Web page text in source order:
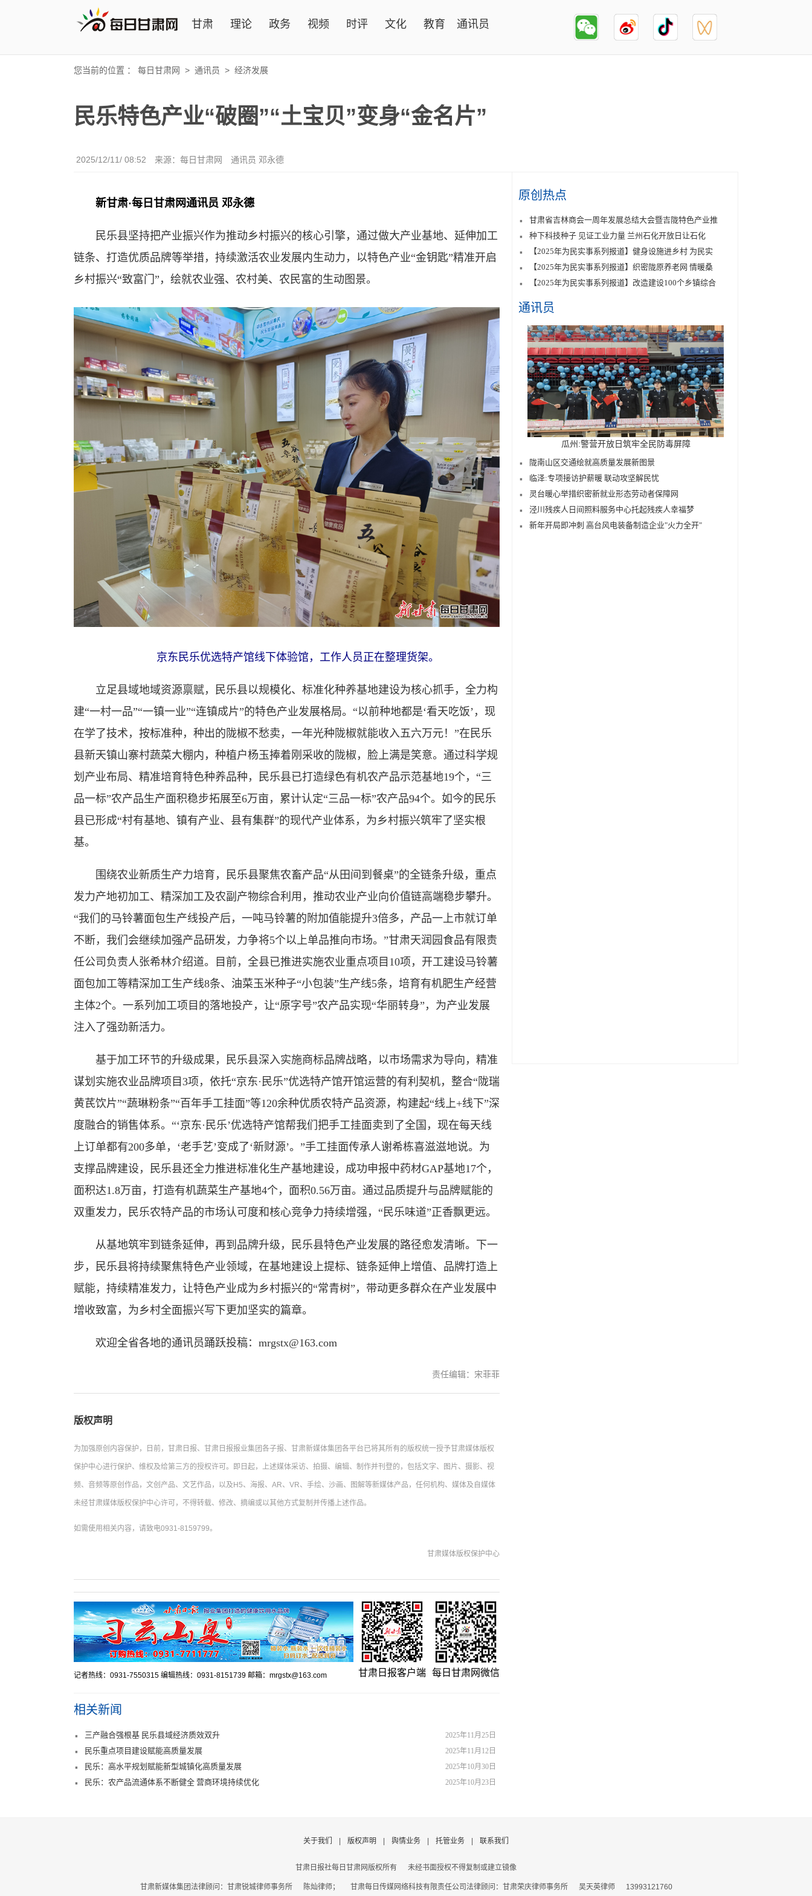
甘肃 理论 政务 视频 时评 文化 教育 通讯员
您当前的位置 ： 每日甘肃网 > 通讯员 > 经济发展
民乐特色产业“破圈”“土宝贝”变身“金名片”
2025/12/11/ 08:52 来源：每日甘肃网 通讯员 邓永德
新甘肃·每日甘肃网通讯员 邓永德
民乐县坚持把产业振兴作为推动乡村振兴的核心引擎，通过做大产业基地、延伸加工
链条、打造优质品牌等举措，持续激活农业发展内生动力，以特色产业“金钥匙”精准开启
乡村振兴“致富门”，绘就农业强、农村美、农民富的生动图景。
京东民乐优选特产馆线下体验馆，工作人员正在整理货架。
立足县域地域资源禀赋，民乐县以规模化、标准化种养基地建设为核心抓手，全力构
建“一村一品”“一镇一业”“连镇成片”的特色产业发展格局。“以前种地都是‘看天吃饭’，现
在学了技术，按标准种，种出的陇椒不愁卖，一年光种陇椒就能收入五六万元！”在民乐
县新天镇山寨村蔬菜大棚内，种植户杨玉捧着刚采收的陇椒，脸上满是笑意。通过科学规
划产业布局、精准培育特色种养品种，民乐县已打造绿色有机农产品示范基地19个，“三
品一标”农产品生产面积稳步拓展至6万亩，累计认定“三品一标”农产品94个。如今的民乐
县已形成“村有基地、镇有产业、县有集群”的现代产业体系，为乡村振兴筑牢了坚实根
基。
围绕农业新质生产力培育，民乐县聚焦农畜产品“从田间到餐桌”的全链条升级，重点
发力产地初加工、精深加工及农副产物综合利用，推动农业产业向价值链高端稳步攀升。
“我们的马铃薯面包生产线投产后，一吨马铃薯的附加值能提升3倍多，产品一上市就订单
不断，我们会继续加强产品研发，力争将5个以上单品推向市场。”甘肃天润园食品有限责
任公司负责人张希林介绍道。目前，全县已推进实施农业重点项目10项，开工建设马铃薯
面包加工等精深加工生产线8条、油菜玉米种子“小包装”生产线5条，培育有机肥生产经营
主体2个。一系列加工项目的落地投产，让“原字号”农产品实现“华丽转身”，为产业发展
注入了强劲新活力。
基于加工环节的升级成果，民乐县深入实施商标品牌战略，以市场需求为导向，精准
谋划实施农业品牌项目3项，依托“京东·民乐”优选特产馆开馆运营的有利契机，整合“陇瑞
黄芪饮片”“蔬琳粉条”“百年手工挂面”等120余种优质农特产品资源，构建起“线上+线下”深
度融合的销售体系。“‘京东·民乐’优选特产馆帮我们把手工挂面卖到了全国，现在每天线
上订单都有200多单，‘老手艺’变成了‘新财源’。”手工挂面传承人谢希栋喜滋滋地说。为
支撑品牌建设，民乐县还全力推进标准化生产基地建设，成功申报中药材GAP基地17个，
面积达1.8万亩，打造有机蔬菜生产基地4个，面积0.56万亩。通过品质提升与品牌赋能的
双重发力，民乐农特产品的市场认可度和核心竞争力持续增强，“民乐味道”正香飘更远。
从基地筑牢到链条延伸，再到品牌升级，民乐县特色产业发展的路径愈发清晰。下一
步，民乐县将持续聚焦特色产业领域，在基地建设上提标、链条延伸上增值、品牌打造上
赋能，持续精准发力，让特色产业成为乡村振兴的“常青树”，带动更多群众在产业发展中
增收致富，为乡村全面振兴写下更加坚实的篇章。
欢迎全省各地的通讯员踊跃投稿：mrgstx@163.com
责任编辑：宋菲菲
版权声明
为加强原创内容保护，日前，甘肃日报、甘肃日报报业集团各子报、甘肃新媒体集团各平台已将其所有的版权统一授予甘肃媒体版权
保护中心进行保护、维权及给第三方的授权许可。即日起，上述媒体采访、拍摄、编辑、制作并刊登的，包括文字、图片、摄影、视
频、音频等原创作品，文创产品、文艺作品，以及H5、海报、AR、VR、手绘、沙画、图解等新媒体产品，任何机构、媒体及自媒体
未经甘肃媒体版权保护中心许可，不得转载、修改、摘编或以其他方式复制并传播上述作品。
如需使用相关内容，请致电0931-8159799。
甘肃媒体版权保护中心
记者热线：0931-7550315 编辑热线：0931-8151739 邮箱：mrgstx@163.com 甘肃日报客户端 每日甘肃网微信
相关新闻
2025年11月25日
三产融合强根基 民乐县域经济质效双升
2025年11月12日
民乐重点项目建设赋能高质量发展
2025年10月30日
民乐：高水平规划赋能新型城镇化高质量发展
2025年10月23日
民乐：农产品流通体系不断健全 营商环境持续优化
原创热点
甘肃省吉林商会一周年发展总结大会暨吉陇特色产业推
种下科技种子 见证工业力量 兰州石化开放日让石化
【2025年为民实事系列报道】健身设施进乡村 为民实
【2025年为民实事系列报道】织密陇原养老网 情暖桑
【2025年为民实事系列报道】改造建设100个乡镇综合
通讯员
瓜州:警营开放日筑牢全民防毒屏障
陇南山区交通绘就高质量发展新图景
临泽:专项接访护薪暖 联动攻坚解民忧
灵台暖心举措织密新就业形态劳动者保障网
泾川残疾人日间照料服务中心托起残疾人幸福梦
新年开局即冲刺 高台风电装备制造企业"火力全开"
关于我们 | 版权声明 | 舆情业务 | 托管业务 | 联系我们
甘肃日报社每日甘肃网版权所有 未经书面授权不得复制或建立镜像
甘肃新媒体集团法律顾问：甘肃锐城律师事务所 陈灿律师； 甘肃每日传媒网络科技有限责任公司法律顾问：甘肃荣庆律师事务所 吴天英律师 13993121760